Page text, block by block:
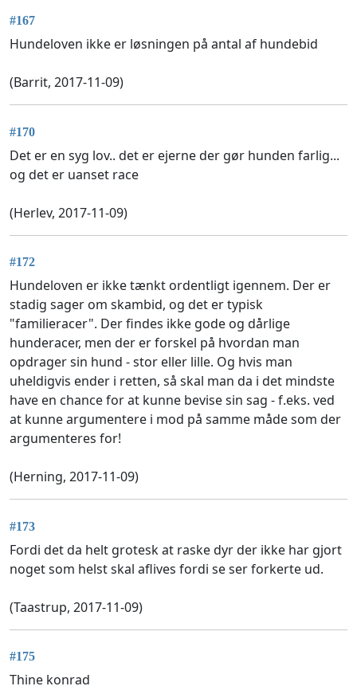
#167
Hundeloven ikke er løsningen på antal af hundebid
(Barrit, 2017-11-09)
#170
Det er en syg lov.. det er ejerne der gør hunden farlig...
og det er uanset race
(Herlev, 2017-11-09)
#172
Hundeloven er ikke tænkt ordentligt igennem. Der er
stadig sager om skambid, og det er typisk
"familieracer". Der findes ikke gode og dårlige
hunderacer, men der er forskel på hvordan man
opdrager sin hund - stor eller lille. Og hvis man
uheldigvis ender i retten, så skal man da i det mindste
have en chance for at kunne bevise sin sag - f.eks. ved
at kunne argumentere i mod på samme måde som der
argumenteres for!
(Herning, 2017-11-09)
#173
Fordi det da helt grotesk at raske dyr der ikke har gjort
noget som helst skal aflives fordi se ser forkerte ud.
(Taastrup, 2017-11-09)
#175
Thine konrad